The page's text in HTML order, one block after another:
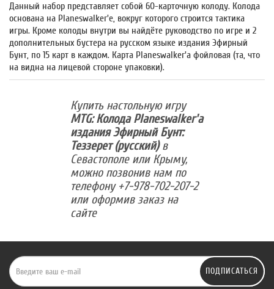
Данный набор представляет собой 60-карточную колоду. Колода
основана на Planeswalker'е, вокруг которого строится тактика
игры. Кроме колоды внутри вы найдёте руководство по игре и 2
дополнительных бустера на русском языке издания Эфирный
Бунт, по 15 карт в каждом. Карта Planeswalker'а фойловая (та, что
на видна на лицевой стороне упаковки).
Купить настольную игру
MTG: Колода Planeswalker'а
издания Эфирный Бунт:
Теззерет (русский)в
Севастополе или Крыму,
можно позвонив нам по
телефону +7-978-702-207-2
или оформив заказ на
сайте
ПОДПИСАТЬСЯ